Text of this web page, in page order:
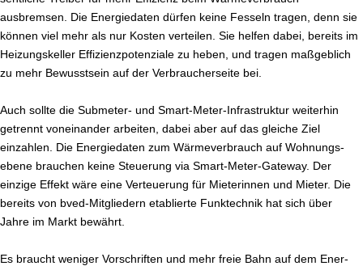
ausbremsen. Die En­er­gie­da­ten dürfen keine Fesseln tragen, denn sie
können viel mehr als nur Kosten verteilen. Sie helfen dabei, bereits im
Hei­zungs­kel­ler Ef­fi­zi­enz­po­ten­zia­le zu heben, und tragen maßgeblich
zu mehr Be­wusst­sein auf der Ver­brau­cher­sei­te bei.
Auch sollte die Submeter- und Smart-Me­ter-In­fra­struk­tur weiterhin
getrennt von­ein­an­der arbeiten, dabei aber auf das gleiche Ziel
einzahlen. Die En­er­gie­da­ten zum Wär­me­ver­brauch auf Woh­nungs­
ebe­ne brauchen keine Steuerung via Smart-Me­ter-Gate­way. Der
einzige Effekt wäre eine Ver­teue­rung für Mie­te­rin­nen und Mieter. Die
bereits von bved-Mit­glie­dern etablierte Funk­tech­nik hat sich über
Jahre im Markt bewährt.
Es braucht weniger Vor­schrif­ten und mehr freie Bahn auf dem En­er­